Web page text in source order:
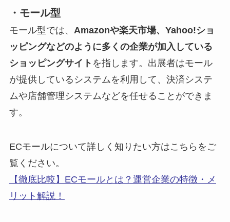
・モール型
モール型では、 Amazonや楽天市場、Yahoo!ショ
ッピングなどのように多くの企業が加入している
ショッピングサイト を指します。出展者はモール
が提供しているシステムを利用して、決済システ
ムや店舗管理システムなどを任せることができま
す。
ECモールについて詳しく知りたい方はこちらをご
覧ください。
【徹底比較】ECモールとは？運営企業の特徴・メ
リット解説！